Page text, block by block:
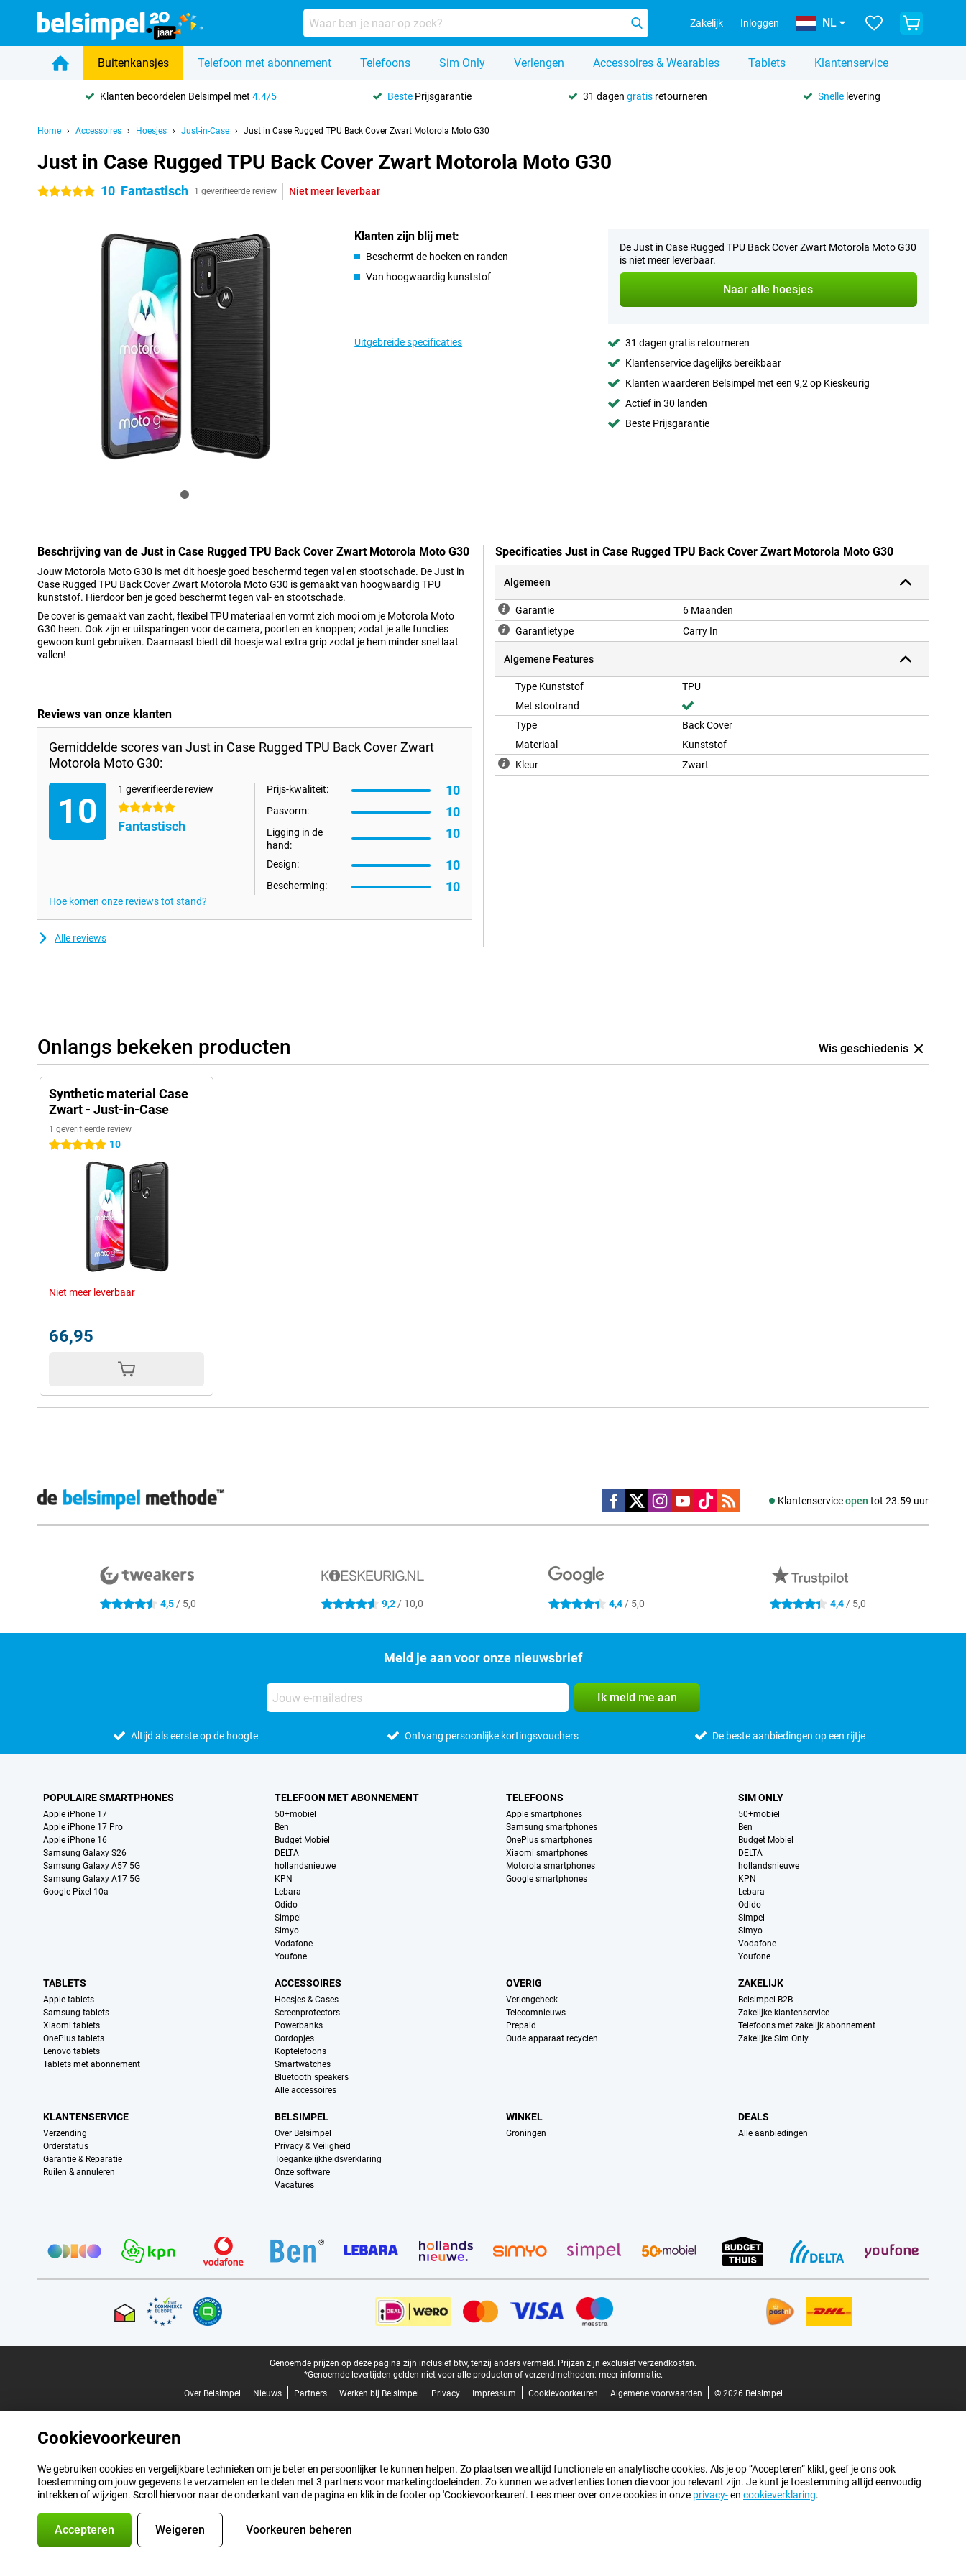
Zakelijk Inloggen NL
Buitenkansjes Telefoon met abonnement Telefoons Sim Only Verlengen Accessoires & Wearables Tablets Klantenservice
Klanten beoordelen Belsimpel met4.4/5 Beste Prijsgarantie 31 dagen gratisretourneren Snellelevering
Home Accessoires Hoesjes Just-in-Case Just in Case Rugged TPU Back Cover Zwart Motorola Moto G30
Just in Case Rugged TPU Back Cover Zwart Motorola Moto G30
5 sterren10 Fantastisch 1 geverifieerde review Niet meer leverbaar
Klanten zijn blij met:
Beschermt de hoeken en randen
Van hoogwaardig kunststof
Uitgebreide specificaties
De Just in Case Rugged TPU Back Cover Zwart Motorola Moto G30
is niet meer leverbaar.
Naar alle hoesjes
31 dagen gratis retourneren
Klantenservice dagelijks bereikbaar
Klanten waarderen Belsimpel met een 9,2 op Kieskeurig
Actief in 30 landen
Beste Prijsgarantie
Beschrijving van de Just in Case Rugged TPU Back Cover Zwart Motorola Moto G30
Jouw Motorola Moto G30 is met dit hoesje goed beschermd tegen val en stootschade. De Just in
Case Rugged TPU Back Cover Zwart Motorola Moto G30 is gemaakt van hoogwaardig TPU
kunststof. Hierdoor ben je goed beschermt tegen val- en stootschade.
De cover is gemaakt van zacht, flexibel TPU materiaal en vormt zich mooi om je Motorola Moto
G30 heen. Ook zijn er uitsparingen voor de camera, poorten en knoppen; zodat je alle functies
gewoon kunt gebruiken. Daarnaast biedt dit hoesje wat extra grip zodat je hem minder snel laat
vallen!
Reviews van onze klanten
Gemiddelde scores van Just in Case Rugged TPU Back Cover Zwart
Motorola Moto G30:
10
1 geverifieerde review
5 sterren
Fantastisch
Prijs-kwaliteit: 10
Pasvorm: 10
Ligging in de
hand:
10
Design: 10
Bescherming: 10
Hoe komen onze reviews tot stand?
Alle reviews
Specificaties Just in Case Rugged TPU Back Cover Zwart Motorola Moto G30
Algemeen
Garantie
6 Maanden
Garantietype
Carry In
Algemene Features
Type Kunststof
TPU
Met stootrand
Type
Back Cover
Materiaal
Kunststof
Kleur
Zwart
Onlangs bekeken producten Wis geschiedenis
Synthetic material Case
Zwart - Just-in-Case
1 geverifieerde review
5 sterren 10
Niet meer leverbaar
66,95
Klantenserviceopen tot 23.59 uur
Social media
4.5 sterren 4,5/ 5,0 4.6 sterren 9,2/ 10,0 4.4 sterren 4,4 / 5,0 4.4 sterren 4,4 / 5,0
Meld je aan voor onze nieuwsbrief
Ik meld me aan
Altijd als eerste op de hoogte Ontvang persoonlijke kortingsvouchers De beste aanbiedingen op een rijtje
POPULAIRE SMARTPHONES
Apple iPhone 17
Apple iPhone 17 Pro
Apple iPhone 16
Samsung Galaxy S26
Samsung Galaxy A57 5G
Samsung Galaxy A17 5G
Google Pixel 10a
TELEFOON MET ABONNEMENT
50+mobiel
Ben
Budget Mobiel
DELTA
hollandsnieuwe
KPN
Lebara
Odido
Simpel
Simyo
Vodafone
Youfone
TELEFOONS
Apple smartphones
Samsung smartphones
OnePlus smartphones
Xiaomi smartphones
Motorola smartphones
Google smartphones
SIM ONLY
50+mobiel
Ben
Budget Mobiel
DELTA
hollandsnieuwe
KPN
Lebara
Odido
Simpel
Simyo
Vodafone
Youfone
TABLETS
Apple tablets
Samsung tablets
Xiaomi tablets
OnePlus tablets
Lenovo tablets
Tablets met abonnement
ACCESSOIRES
Hoesjes & Cases
Screenprotectors
Powerbanks
Oordopjes
Koptelefoons
Smartwatches
Bluetooth speakers
Alle accessoires
OVERIG
Verlengcheck
Telecomnieuws
Prepaid
Oude apparaat recyclen
ZAKELIJK
Belsimpel B2B
Zakelijke klantenservice
Telefoons met zakelijk abonnement
Zakelijke Sim Only
KLANTENSERVICE
Verzending
Orderstatus
Garantie & Reparatie
Ruilen & annuleren
BELSIMPEL
Over Belsimpel
Privacy & Veiligheid
Toegankelijkheidsverklaring
Onze software
Vacatures
WINKEL
Groningen
DEALS
Alle aanbiedingen
Genoemde prijzen op deze pagina zijn inclusief btw, tenzij anders vermeld. Prijzen zijn exclusief verzendkosten.
*Genoemde levertijden gelden niet voor alle producten of verzendmethoden: meer informatie.
Over Belsimpel
Nieuws Partners Werken bij Belsimpel Privacy Impressum Cookievoorkeuren Algemene voorwaarden © 2026 Belsimpel
Cookievoorkeuren
We gebruiken cookies en vergelijkbare technieken om je beter en persoonlijker te kunnen helpen. Zo plaatsen we altijd functionele en analytische cookies. Als je op “Accepteren” klikt, geef je ons ook
toestemming om jouw gegevens te verzamelen en te delen met 3 partners voor marketingdoeleinden. Zo kunnen we advertenties tonen die voor jou relevant zijn. Je kunt je toestemming altijd eenvoudig
intrekken of wijzigen. Scroll hiervoor naar de onderkant van de pagina en klik in de footer op 'Cookievoorkeuren'. Lees meer over onze cookies in onze privacy-en cookieverklaring.
Accepteren Weigeren Voorkeuren beheren